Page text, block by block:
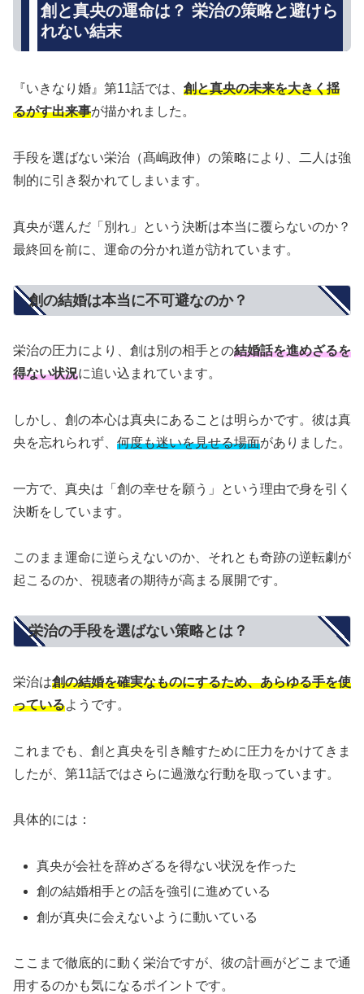
創と真央の運命は？ 栄治の策略と避けら
れない結末
『いきなり婚』第11話では、 創と真央の未来を大きく揺
るがす出来事が描かれました。
手段を選ばない栄治（髙嶋政伸）の策略により、二人は強
制的に引き裂かれてしまいます。
真央が選んだ「別れ」という決断は本当に覆らないのか？
最終回を前に、運命の分かれ道が訪れています。
創の結婚は本当に不可避なのか？
栄治の圧力により、創は別の相手との結婚話を進めざるを
得ない状況に追い込まれています。
しかし、創の本心は真央にあることは明らかです。彼は真
央を忘れられず、 何度も迷いを見せる場面がありました。
一方で、真央は「創の幸せを願う」という理由で身を引く
決断をしています。
このまま運命に逆らえないのか、それとも奇跡の逆転劇が
起こるのか、視聴者の期待が高まる展開です。
栄治の手段を選ばない策略とは？
栄治は創の結婚を確実なものにするため、あらゆる手を使
っているようです。
これまでも、創と真央を引き離すために圧力をかけてきま
したが、第11話ではさらに過激な行動を取っています。
具体的には：
真央が会社を辞めざるを得ない状況を作った
創の結婚相手との話を強引に進めている
創が真央に会えないように動いている
ここまで徹底的に動く栄治ですが、彼の計画がどこまで通
用するのかも気になるポイントです。